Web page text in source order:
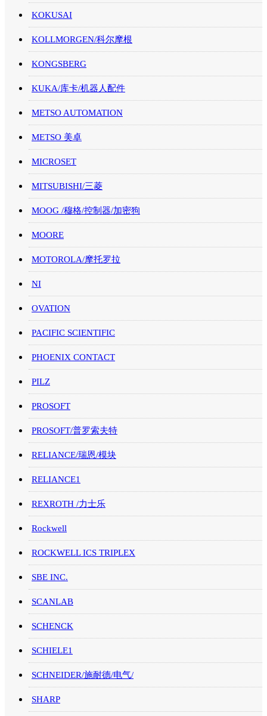
KOKUSAI
KOLLMORGEN/科尔摩根
KONGSBERG
KUKA/库卡/机器人配件
METSO AUTOMATION
METSO 美卓
MICROSET
MITSUBISHI/三菱
MOOG /穆格/控制器/加密狗
MOORE
MOTOROLA/摩托罗拉
NI
OVATION
PACIFIC SCIENTIFIC
PHOENIX CONTACT
PILZ
PROSOFT
PROSOFT/普罗索夫特
RELIANCE/瑞恩/模块
RELIANCE1
REXROTH /力士乐
Rockwell
ROCKWELL ICS TRIPLEX
SBE INC.
SCANLAB
SCHENCK
SCHIELE1
SCHNEIDER/施耐德/电气/
SHARP